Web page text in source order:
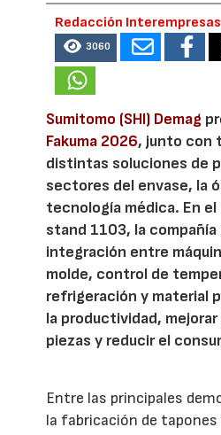
Redacción Interempresas
3060
Sumitomo (SHI) Demag
Fakuma 2026, junto con
distintas soluciones de
sectores del envase, la
tecnología médica. En el
stand 1103, la
integración entre
molde, control de
refrigeración y material
la productividad, mejorar
piezas y reducir el
Entre las principales
la fabricación de tapones